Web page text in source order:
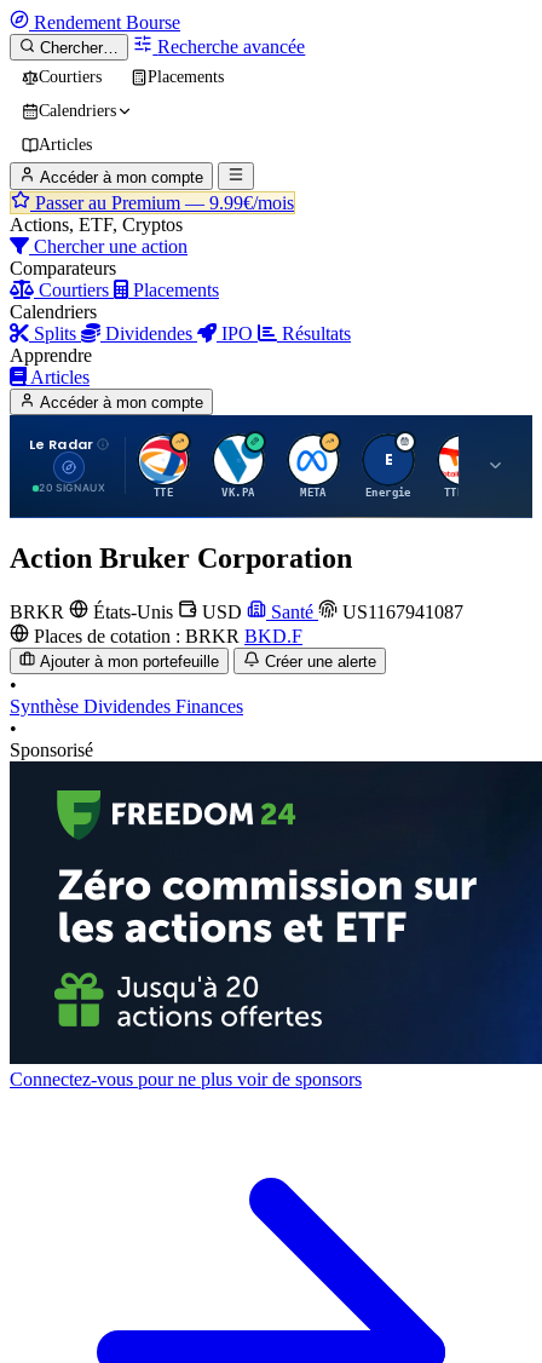
Rendement Bourse
Chercher… Recherche avancée
Courtiers
Placements
Calendriers
Articles
Accéder à mon compte
Passer au Premium — 9.99€/mois
Actions, ETF, Cryptos
Chercher une action
Comparateurs
Courtiers
Placements
Calendriers
Splits
Dividendes IPO
Résultats
Apprendre
Articles
Accéder à mon compte
Le Radar
20 SIGNAUX
T
TTE
V
VK.PA
M
META
E
Energie
T
TTE.PA
Action Bruker Corporation
BRKR États-Unis USD Santé
US1167941087
Places de cotation : BRKR BKD.F
Ajouter à mon portefeuille Créer une alerte
•
Synthèse Dividendes Finances
•
Sponsorisé
Connectez-vous pour ne plus voir de sponsors